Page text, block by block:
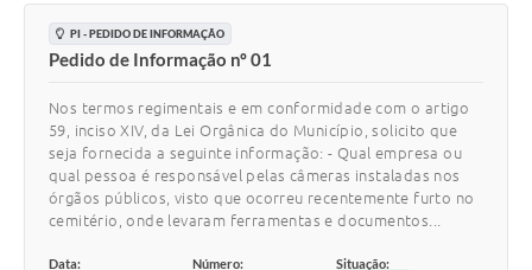
PI - PEDIDO DE INFORMAÇÃO
Pedido de Informação nº 01
Nos termos regimentais e em conformidade com o artigo
59, inciso XIV, da Lei Orgânica do Município, solicito que
seja fornecida a seguinte informação: - Qual empresa ou
qual pessoa é responsável pelas câmeras instaladas nos
órgãos públicos, visto que ocorreu recentemente furto no
cemitério, onde levaram ferramentas e documentos...
Data: Número:
Situação: